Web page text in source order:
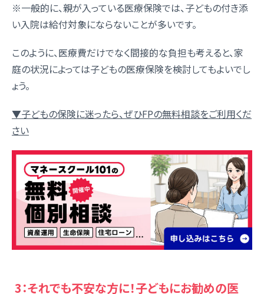
※一般的に、親が入っている医療保険では、子どもの付き添
い入院は給付対象にならないことが多いです。
このように、医療費だけでなく間接的な負担も考えると、家
庭の状況によっては子どもの医療保険を検討してもよいでし
ょう。
▼子どもの保険に迷ったら、ぜひFPの無料相談をご利用くだ
さい
3：それでも不安な方に！子どもにお勧めの医